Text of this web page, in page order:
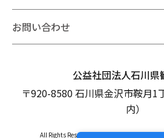
お問い合わせ
公益社団法人石川県
〒920-8580 石川県金沢市鞍月1
内）
All Rights Reserved Copyright © Ishikawa